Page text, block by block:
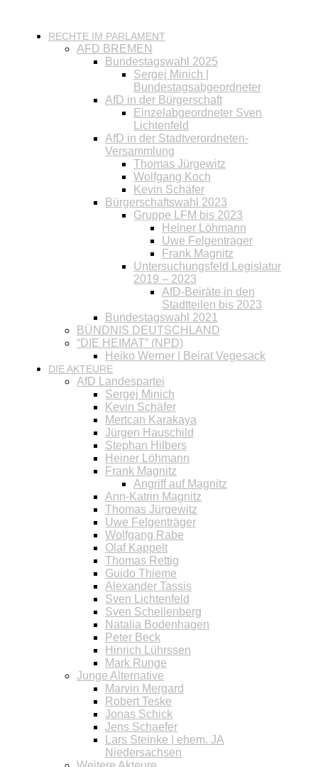
RECHTE IM PARLAMENT
AFD BREMEN
Bundestagswahl 2025
Sergej Minich |
Bundestagsabgeordneter
AfD in der Bürgerschaft
Einzelabgeordneter Sven
Lichtenfeld
AfD in der Stadtverordneten-
Versammlung
Thomas Jürgewitz
Wolfgang Koch
Kevin Schäfer
Bürgerschaftswahl 2023
Gruppe LFM bis 2023
Heiner Löhmann
Uwe Felgenträger
Frank Magnitz
Untersuchungsfeld Legislatur
2019 – 2023
AfD-Beiräte in den
Stadtteilen bis 2023
Bundestagswahl 2021
BÜNDNIS DEUTSCHLAND
“DIE HEIMAT” (NPD)
Heiko Werner | Beirat Vegesack
DIE AKTEURE
AfD Landespartei
Sergej Minich
Kevin Schäfer
Mertcan Karakaya
Jürgen Hauschild
Stephan Hilbers
Heiner Löhmann
Frank Magnitz
Angriff auf Magnitz
Ann-Katrin Magnitz
Thomas Jürgewitz
Uwe Felgenträger
Wolfgang Rabe
Olaf Kappelt
Thomas Rettig
Guido Thieme
Alexander Tassis
Sven Lichtenfeld
Sven Schellenberg
Natalia Bodenhagen
Peter Beck
Hinrich Lührssen
Mark Runge
Junge Alternative
Marvin Mergard
Robert Teske
Jonas Schick
Jens Schaefer
Lars Steinke | ehem. JA
Niedersachsen